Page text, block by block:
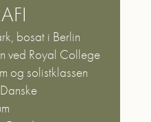
bosat i Berlin
ved Royal College
og solistklassen